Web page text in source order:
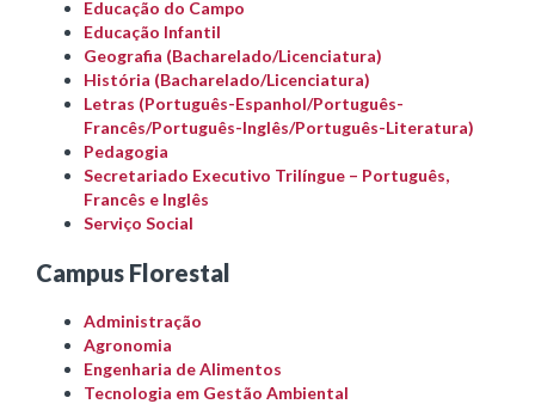
Educação do Campo
Educação Infantil
Geografia (Bacharelado/Licenciatura)
História (Bacharelado/Licenciatura)
Letras (Português-Espanhol/Português-
Francês/Português-Inglês/Português-Literatura)
Pedagogia
Secretariado Executivo Trilíngue – Português,
Francês e Inglês
Serviço Social
Campus Florestal
Administração
Agronomia
Engenharia de Alimentos
Tecnologia em Gestão Ambiental